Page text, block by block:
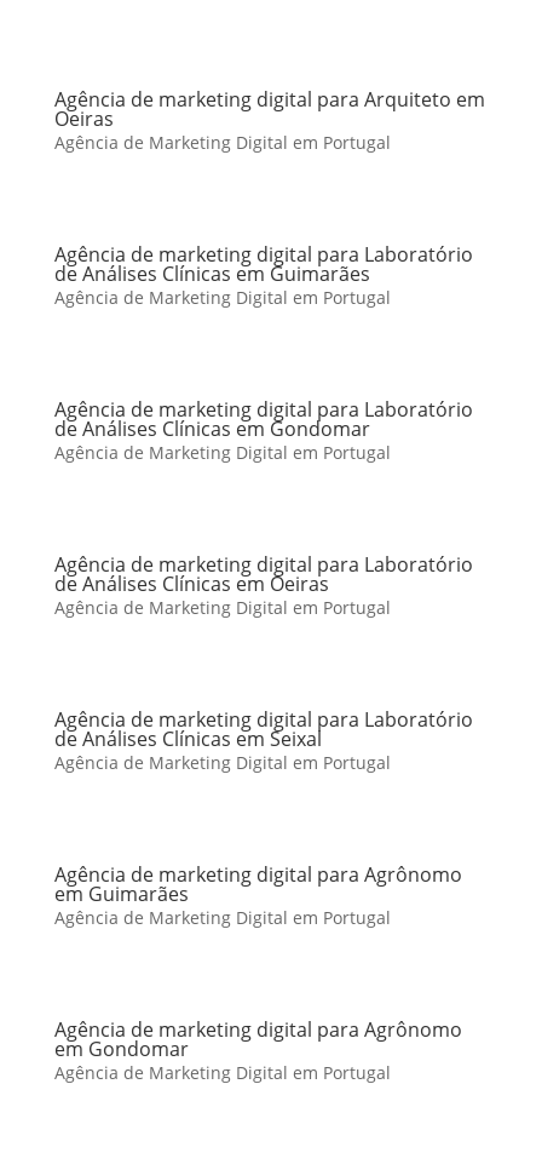
Agência de marketing digital para Arquiteto em
Oeiras
Agência de Marketing Digital em Portugal
Agência de marketing digital para Laboratório
de Análises Clínicas em Guimarães
Agência de Marketing Digital em Portugal
Agência de marketing digital para Laboratório
de Análises Clínicas em Gondomar
Agência de Marketing Digital em Portugal
Agência de marketing digital para Laboratório
de Análises Clínicas em Oeiras
Agência de Marketing Digital em Portugal
Agência de marketing digital para Laboratório
de Análises Clínicas em Seixal
Agência de Marketing Digital em Portugal
Agência de marketing digital para Agrônomo
em Guimarães
Agência de Marketing Digital em Portugal
Agência de marketing digital para Agrônomo
em Gondomar
Agência de Marketing Digital em Portugal